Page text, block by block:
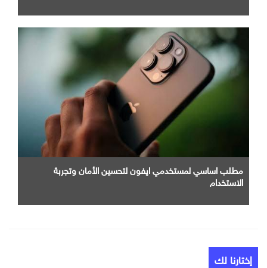
مطلب اساسي لمستخدمي ايفون لتحسين الأمان وتجربة
الاستخدام
إختارنا لك